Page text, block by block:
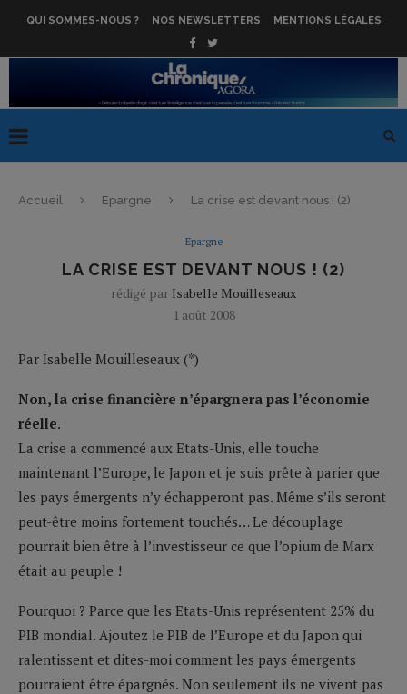
QUI SOMMES-NOUS ? NOS NEWSLETTERS MENTIONS LÉGALES
Accueil Epargne La crise est devant nous ! (2)
Epargne
LA CRISE EST DEVANT NOUS ! (2)
rédigé par Isabelle Mouilleseaux
1 août 2008
Par Isabelle Mouilleseaux (*)
Non, la crise financière n’épargnera pas l’économie
réelle.
La crise a commencé aux Etats-Unis, elle touche
maintenant l’Europe, le Japon et je suis prête à parier que
les pays émergents n’y échapperont pas. Même s’ils seront
peut-être moins fortement touchés… Le découplage
pourrait bien être à l’investisseur ce que l’opium de Marx
était au peuple !
Pourquoi ? Parce que les Etats-Unis représentent 25% du
PIB mondial. Ajoutez le PIB de l’Europe et du Japon qui
ralentissent et dites-moi comment les pays émergents
pourraient être épargnés. Non seulement ils ne vivent pas